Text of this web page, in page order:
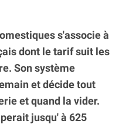
s'associe à
dont le tarif suit les
Son système
et décide tout
et quand la vider.
jusqu' à 625